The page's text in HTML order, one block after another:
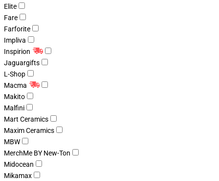
Elite
Fare
Farforite
Impliva
Inspirion
Jaguargifts
L-Shop
Macma
Makito
Malfini
Mart Ceramics
Maxim Ceramics
MBW
MerchMe BY New-Ton
Midocean
Mikamax